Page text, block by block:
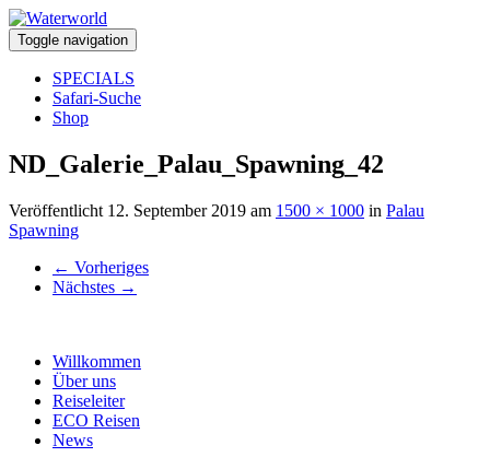
Toggle navigation
SPECIALS
Safari-Suche
Shop
ND_Galerie_Palau_Spawning_42
Veröffentlicht 12. September 2019 am 1500 × 1000 in Palau
Spawning
← Vorheriges
Nächstes →
Willkommen
Über uns
Reiseleiter
ECO Reisen
News